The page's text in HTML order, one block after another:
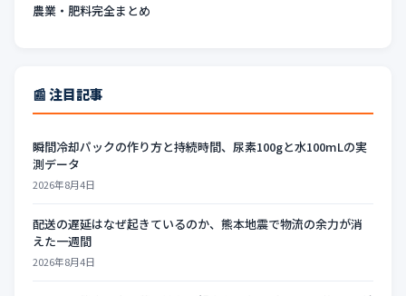
農業・肥料完全まとめ
📰 注目記事
瞬間冷却パックの作り方と持続時間、尿素100gと水100mLの実
測データ
2026年8月4日
配送の遅延はなぜ起きているのか、熊本地震で物流の余力が消
えた一週間
2026年8月4日